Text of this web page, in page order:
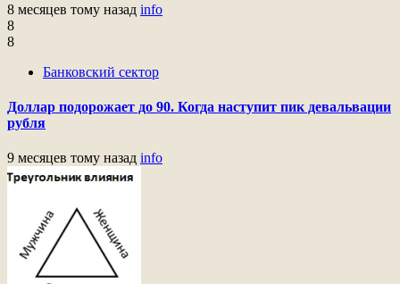
8 месяцев тому назад info
8
8
Банковский сектор
Доллар подорожает до 90. Когда наступит пик девальвации
рубля
9 месяцев тому назад info